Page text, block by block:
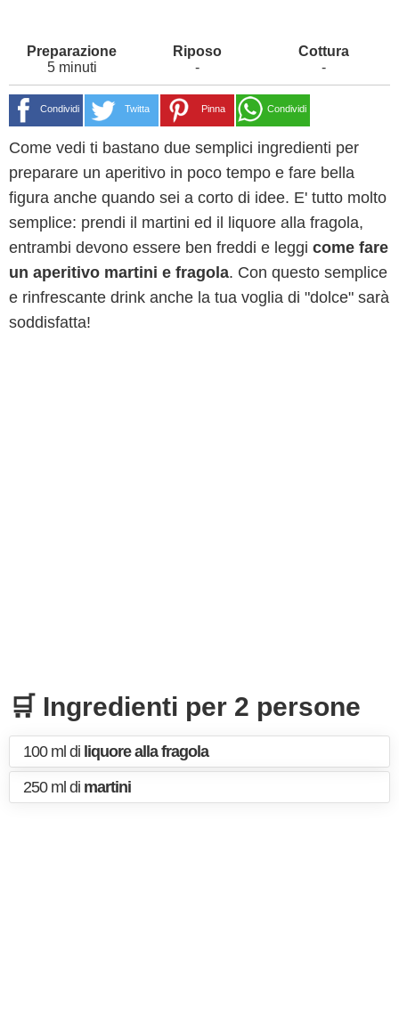
5 minuti - -
Condividi Twitta Pinna Condividi
Come vedi ti bastano due semplici ingredienti per
preparare un aperitivo in poco tempo e fare bella
figura anche quando sei a corto di idee. E' tutto molto
semplice: prendi il martini ed il liquore alla fragola,
entrambi devono essere ben freddi e leggi come fare
un aperitivo martini e fragola. Con questo semplice
e rinfrescante drink anche la tua voglia di "dolce" sarà
soddisfatta!
🛒 Ingredienti per 2 persone
100 ml di liquore alla fragola
250 ml di martini